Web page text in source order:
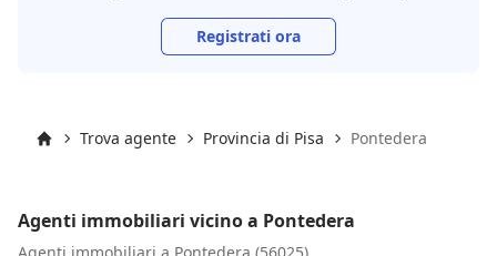
Registrati ora
Trova agente Provincia di Pisa Pontedera
Agenti immobiliari vicino a Pontedera
Agenti immobiliari a Pontedera (56025)